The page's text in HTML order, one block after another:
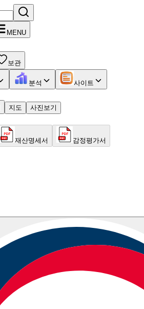
MENU
보관
분석 사이트
지도 사진보기
재산명세서 감정평가서